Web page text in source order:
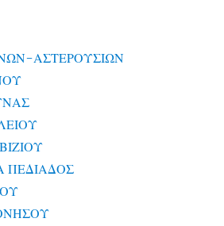
ΑΣΤΕΡΟΥΣΙΩΝ
ΠΕΔΙΑΔΟΣ